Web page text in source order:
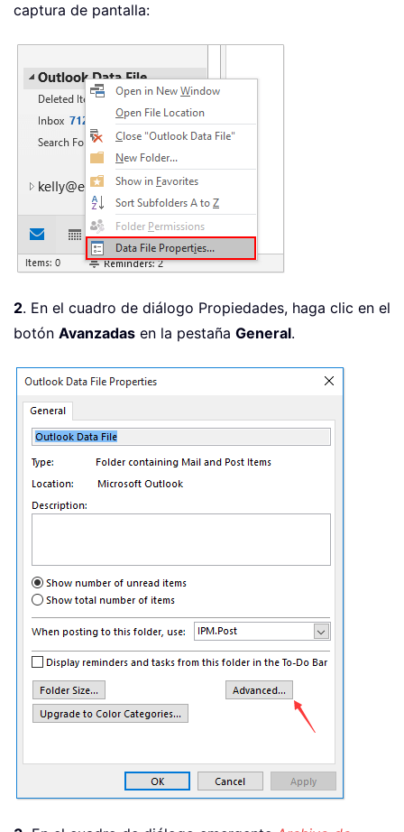
captura de pantalla:
2. En el cuadro de diálogo Propiedades, haga clic en el
botón Avanzadas en la pestaña General.